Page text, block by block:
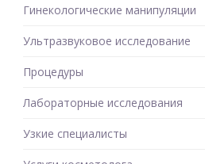
Гинекологические манипуляции
Ультразвуковое исследование
Процедуры
Лабораторные исследования
Узкие специалисты